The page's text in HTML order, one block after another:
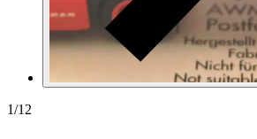
1/12